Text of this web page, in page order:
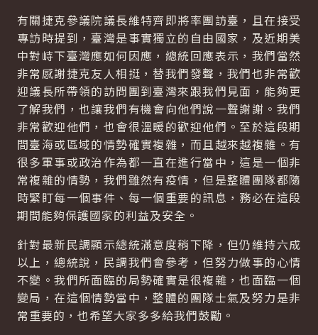
有關捷克參議院議長維特齊即將率團訪臺，且在接受
專訪時提到，臺灣是事實獨立的自由國家，及近期美
中對峙下臺灣應如何因應，總統回應表示，我們當然
非常感謝捷克友人相挺，替我們發聲，我們也非常歡
迎議長所帶領的訪問團到臺灣來跟我們見面，能夠更
了解我們，也讓我們有機會向他們說一聲謝謝。我們
非常歡迎他們，也會很溫暖的歡迎他們。至於這段期
間臺海或區域的情勢確實複雜，而且越來越複雜。有
很多軍事或政治作為都一直在進行當中，這是一個非
常複雜的情勢，我們雖然有疫情，但是整體團隊都隨
時緊盯每一個事件、每一個重要的訊息，務必在這段
期間能夠保護國家的利益及安全。
針對最新民調顯示總統滿意度稍下降，但仍維持六成
以上，總統說，民調我們會參考，但努力做事的心情
不變。我們所面臨的局勢確實是很複雜，也面臨一個
變局，在這個情勢當中，整體的團隊士氣及努力是非
常重要的，也希望大家多多給我們鼓勵。